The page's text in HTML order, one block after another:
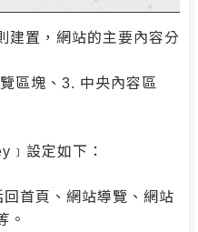
建置，網站的主要內容分
區塊、3. 中央內容區
設定如下：
首頁、網站導覽、網站
。